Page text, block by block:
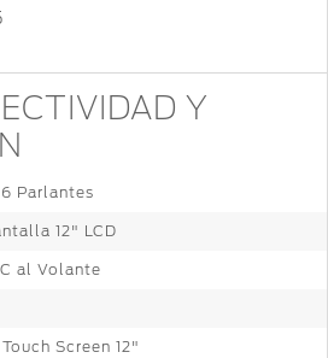
Y
Parlantes
12" LCD
al Volante
Screen 12"